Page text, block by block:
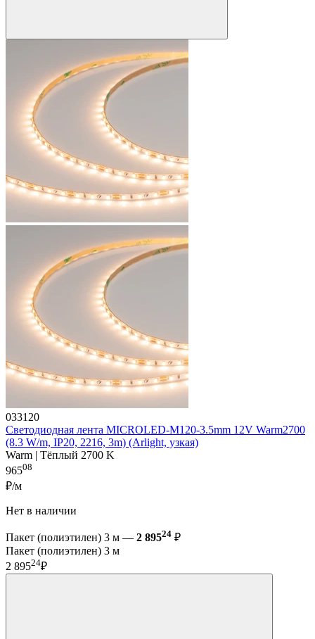
033120
Светодиодная лента MICROLED-M120-3.5mm 12V Warm2700
(8.3 W/m, IP20, 2216, 3m) (Arlight, узкая)
Warm | Тёплый 2700 K
96508
₽/м
Нет в наличии
Пакет (полиэтилен) 3 м — 2 89524 ₽
Пакет (полиэтилен) 3 м
2 89524₽